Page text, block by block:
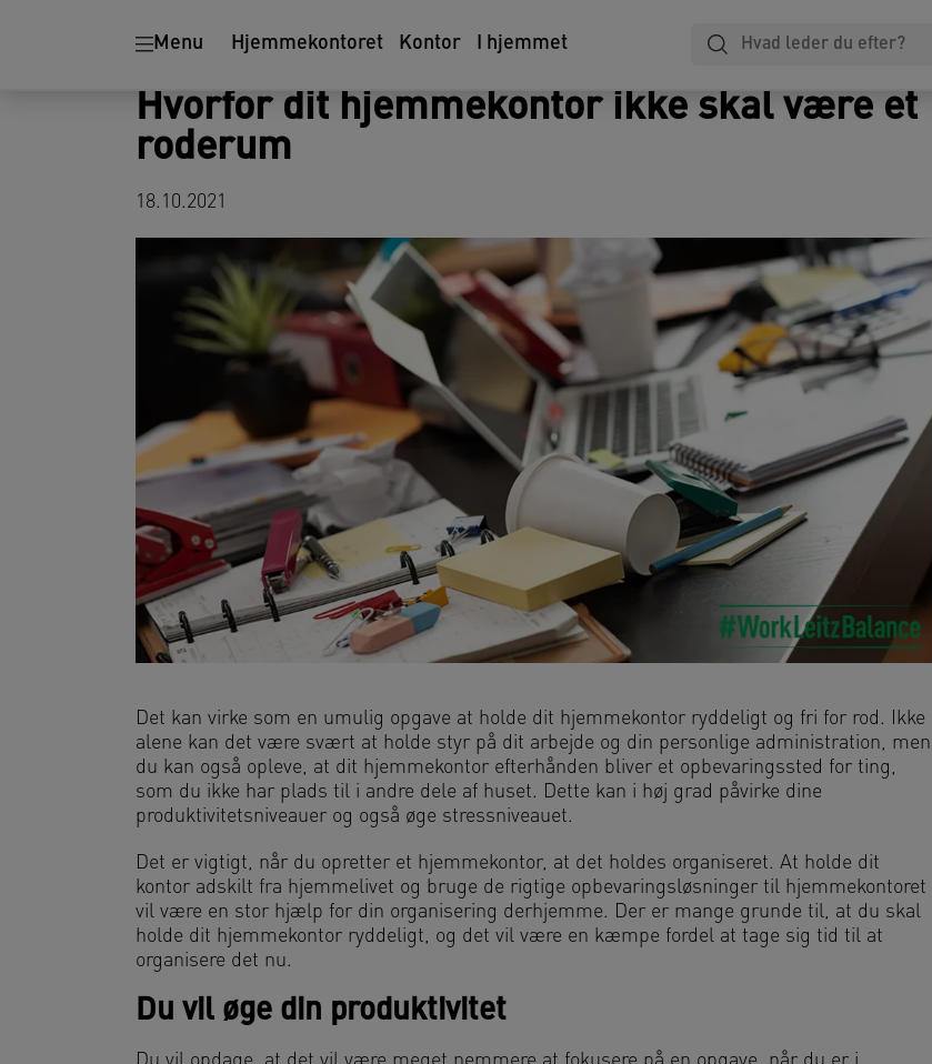
Menu Hjemmekontoret Kontor I hjemmet
Hvorfor dit hjemmekontor ikke skal være et
roderum
18.10.2021
Det kan virke som en umulig opgave at holde dit hjemmekontor ryddeligt og fri for rod. Ikke
alene kan det være svært at holde styr på dit arbejde og din personlige administration, men
du kan også opleve, at dit hjemmekontor efterhånden bliver et opbevaringssted for ting,
som du ikke har plads til i andre dele af huset. Dette kan i høj grad påvirke dine
produktivitetsniveauer og også øge stressniveauet.
Det er vigtigt, når du opretter et hjemmekontor, at det holdes organiseret. At holde dit
kontor adskilt fra hjemmelivet og bruge de rigtige opbevaringsløsninger til hjemmekontoret
vil være en stor hjælp for din organisering derhjemme. Der er mange grunde til, at du skal
holde dit hjemmekontor ryddeligt, og det vil være en kæmpe fordel at tage sig tid til at
organisere det nu.
Du vil øge din produktivitet